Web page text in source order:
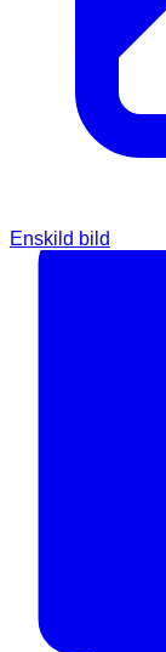
Enskild bild